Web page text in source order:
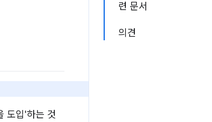
련 문서
의견
도입'하는 것